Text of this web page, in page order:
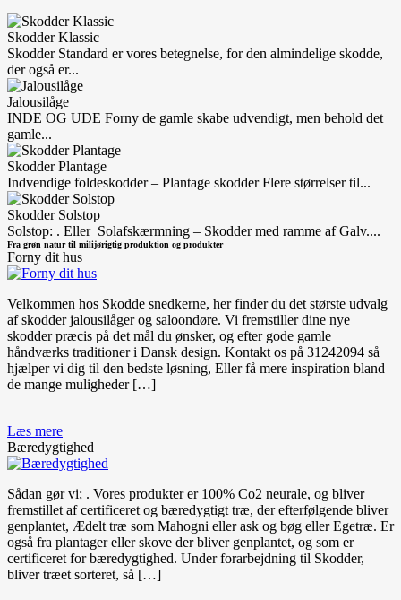
Skodder Klassic
Skodder Standard er vores betegnelse, for den almindelige skodde,
der også er...
Jalousilåge
INDE OG UDE Forny de gamle skabe udvendigt, men behold det
gamle...
Skodder Plantage
Indvendige foldeskodder – Plantage skodder Flere størrelser til...
Skodder Solstop
Solstop: . Eller Solafskærmning – Skodder med ramme af Galv....
Fra grøn natur til milijørigtig produktion og produkter
Forny dit hus
Velkommen hos Skodde snedkerne, her finder du det største udvalg
af skodder jalousilåger og saloondøre. Vi fremstiller dine nye
skodder præcis på det mål du ønsker, og efter gode gamle
håndværks traditioner i Dansk design. Kontakt os på 31242094 så
hjælper vi dig til den bedste løsning, Eller få mere inspiration bland
de mange muligheder […]
Læs mere
Bæredygtighed
Sådan gør vi; . Vores produkter er 100% Co2 neurale, og bliver
fremstillet af certificeret og bæredygtigt træ, der efterfølgende bliver
genplantet, Ædelt træ som Mahogni eller ask og bøg eller Egetræ. Er
også fra plantager eller skove der bliver genplantet, og som er
certificeret for bæredygtighed. Under forarbejdning til Skodder,
bliver træet sorteret, så […]